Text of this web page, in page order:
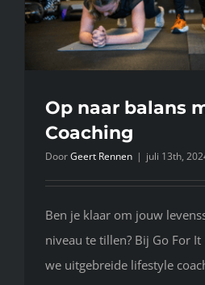
Op naar balans
Coaching
DoorGeert Rennen | juli 13th,
Ben je klaar om jouw
niveau te tillen? Bij Go For
we uitgebreide lifestyle